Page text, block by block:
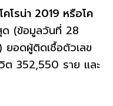
คโรน่า 2019 หรือโค
ด (ข้อมูลวันที่ 28
อดผู้ติดเชื้อตัวเลข
ต 352,550 ราย และ